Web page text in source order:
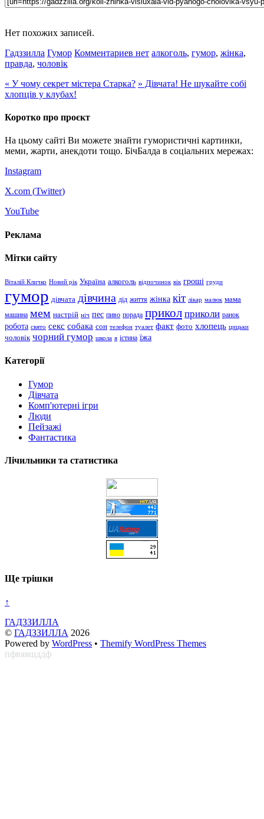
Нет похожих записей.
Гадззилла Гумор Комментариев нет алкоголь, гумор, жінка,
правда, чоловік
« У чому секрет містера Старка? » Дівчата! Не шукайте собі
хлопців у клубах!
Коротко про проєкт
На цьому сайті Ви можете знайти гумористичні картинки,
меми, жарти, анекдоти тощо. БічБалда в соціальних мережах:
Instagram
X.com (Twitter)
YouTube
Реклама
Мітки сайту
Віталій Кличко Новий рік Україна алкоголь відпочинок вік гроші груди
гумор дівчата дівчина дід життя жінка кіт лікар малюк мама
машина мем настрій ніч пес пиво порада прикол приколи ранок
робота свято секс собака сон телефон туалет факт фото хлопець цицьки
чоловік чорний гумор школа я істина їжа
Категорії
Гумор
Дівчата
Комп'ютерні ігри
Люди
Пейзажі
Фантастика
Лічильники та статистика
Ще трішки
↑
ГАДЗЗИЛЛА
© ГАДЗЗИЛЛА 2026
Powered by WordPress • Themify WordPress Themes
пфвяяшддф